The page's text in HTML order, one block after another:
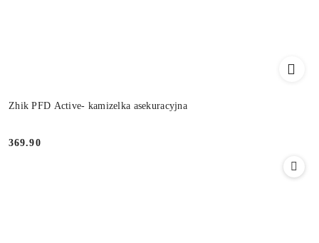
Zhik PFD Active- kamizelka asekuracyjna
Cena:
369.90